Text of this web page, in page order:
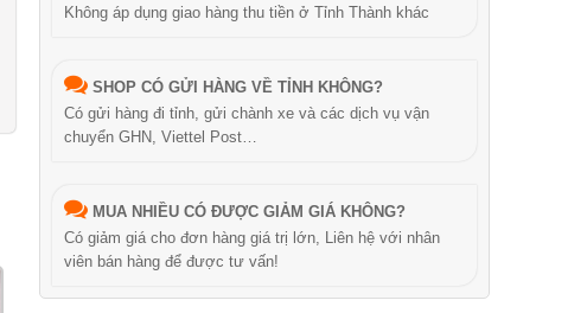
Không áp dụng giao hàng thu tiền ở Tỉnh Thành khác
SHOP CÓ GỬI HÀNG VỀ TỈNH KHÔNG?
Có gửi hàng đi tỉnh, gửi chành xe và các dịch vụ vận
chuyển GHN, Viettel Post…
MUA NHIỀU CÓ ĐƯỢC GIẢM GIÁ KHÔNG?
Có giảm giá cho đơn hàng giá trị lớn, Liên hệ với nhân
viên bán hàng để được tư vấn!